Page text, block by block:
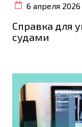
6 апреля 2026
Справка для
судами